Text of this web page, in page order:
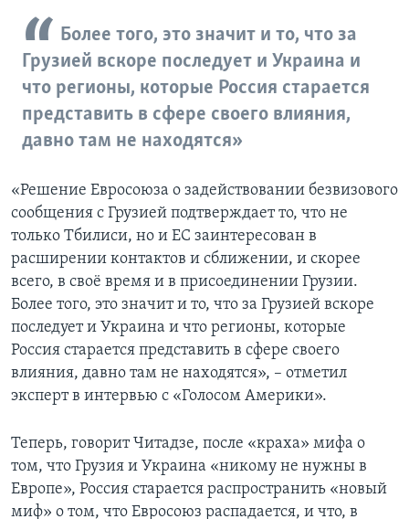
Более того, это значит и то, что за
Грузией вскоре последует и Украина и
что регионы, которые Россия старается
представить в сфере своего влияния,
давно там не находятся»
«Решение Евросоюза о задействовании безвизового
сообщения с Грузией подтверждает то, что не
только Тбилиси, но и ЕС заинтересован в
расширении контактов и сближении, и скорее
всего, в своё время и в присоединении Грузии.
Более того, это значит и то, что за Грузией вскоре
последует и Украина и что регионы, которые
Россия старается представить в сфере своего
влияния, давно там не находятся», – отметил
эксперт в интервью с «Голосом Америки».
Теперь, говорит Читадзе, после «краха» мифа о
том, что Грузия и Украина «никому не нужны в
Европе», Россия старается распространить «новый
миф» о том, что Евросоюз распадается, и что, в